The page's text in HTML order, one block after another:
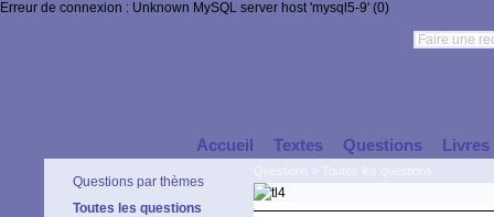
Erreur de connexion : Unknown MySQL server host 'mysql5-9' (0)
Accueil Textes Questions Livres
Questions par thèmes
Toutes les questions